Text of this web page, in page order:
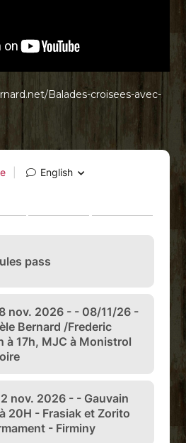
Balades-croisees-avec-